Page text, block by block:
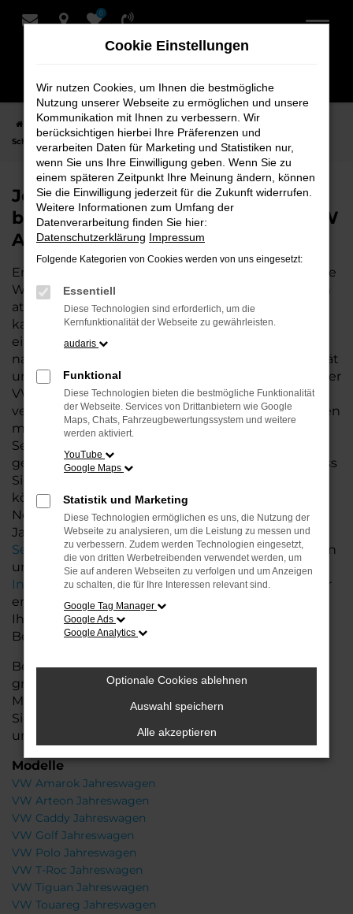
Zum
0
Startseite Hersteller VW
Jetzt den perfekten Jahreswagen bei
Schmidt + Koch finden – Top VW Angebote
Jetzt den perfekten Jahreswagen
bei Schmidt + Koch finden – Top VW
Angebote
Entdecken Sie den VW Jahreswagen – die perfekte
Wahl für alle, die ein fast neues Fahrzeug zu einem
attraktiven Preis suchen! Wenn Sie einen VW
kaufen möchten, bieten wir bei Schmidt + Koch
eine erstklassige Auswahl an Jahreswagen, die
nahezu neuwertig sind und Ihnen dieselbe Qualität
und den gleichen Fahrkomfort bieten wie ein neuer
VW – nur zu günstigeren Konditionen. Als Ihr
vertrauenswürdiges VW Autohaus stehen wir Ihnen
mit unserer Expertise und Erfahrung jederzeit zur
Seite. Unsere Jahreswagen wurden sorgfältig
geprüft und sind in einwandfreiem Zustand, sodass
Sie mit einem guten Gefühl auf die Straße gehen
können.
Neben unserer breiten Auswahl an VW
Jahreswagen bieten wir Ihnen auch individuelle
Services , von flexiblen Finanzierungsmöglichkeiten
und Leasingangeboten bis hin zur fairen
InzahlungnahmeIhres aktuellen Fahrzeugs. Unser
erfahrenes Team berät Sie persönlich und hilft
Ihnen, das Modell zu finden, das perfekt zu Ihren
Bedürfnissen passt.
Besuchen Sie uns und lassen Sie sich von unserer
großen Auswahl und den vielfältigen VW
Möglichkeiten begeistern – wir freuen uns darauf,
Sie bei der Wahl Ihres VW Jahreswagens zu
unterstützen!
Modelle
VW Amarok Jahreswagen
VW Arteon Jahreswagen
VW Caddy Jahreswagen
VW Golf Jahreswagen
VW Polo Jahreswagen
VW T-Roc Jahreswagen
VW Tiguan Jahreswagen
VW Touareg Jahreswagen
Cookie Einstellungen
Wir nutzen Cookies, um Ihnen die bestmögliche
Nutzung unserer Webseite zu ermöglichen und unsere
Kommunikation mit Ihnen zu verbessern. Wir
berücksichtigen hierbei Ihre Präferenzen und
verarbeiten Daten für Marketing und Statistiken nur,
wenn Sie uns Ihre Einwilligung geben. Wenn Sie zu
einem späteren Zeitpunkt Ihre Meinung ändern, können
Sie die Einwilligung jederzeit für die Zukunft widerrufen.
Weitere Informationen zum Umfang der
Datenverarbeitung finden Sie hier:
Datenschutzerklärung Impressum
Folgende Kategorien von Cookies werden von uns eingesetzt:
Essentiell
Diese Technologien sind erforderlich, um die
Kernfunktionalität der Webseite zu gewährleisten.
audaris
Funktional
Diese Technologien bieten die bestmögliche Funktionalität
der Webseite. Services von Drittanbietern wie Google
Maps, Chats, Fahrzeugbewertungssystem und weitere
werden aktiviert.
YouTube
Google Maps
Statistik und Marketing
Diese Technologien ermöglichen es uns, die Nutzung der
Webseite zu analysieren, um die Leistung zu messen und
zu verbessern. Zudem werden Technologien eingesetzt,
die von dritten Werbetreibenden verwendet werden, um
Sie auf anderen Webseiten zu verfolgen und um Anzeigen
zu schalten, die für Ihre Interessen relevant sind.
Google Tag Manager
Google Ads
Google Analytics
Optionale Cookies ablehnen
Auswahl speichern
Alle akzeptieren